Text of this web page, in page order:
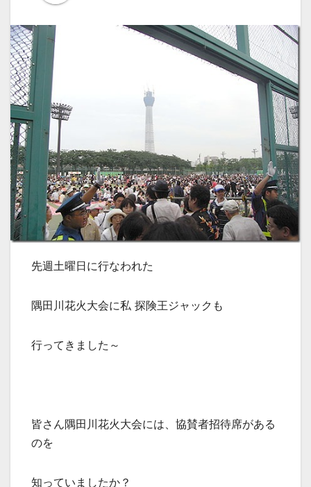
先週土曜日に行なわれた
隅田川花火大会に私 探険王ジャックも
行ってきました～
皆さん隅田川花火大会には、協賛者招待席がある
のを
知っていましたか？